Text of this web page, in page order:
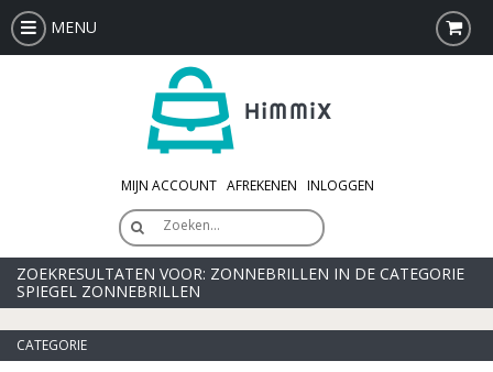
MENU
MIJN ACCOUNT AFREKENEN INLOGGEN
Zoeken…
ZOEKRESULTATEN VOOR: ZONNEBRILLEN IN DE CATEGORIE
SPIEGEL ZONNEBRILLEN
CATEGORIE